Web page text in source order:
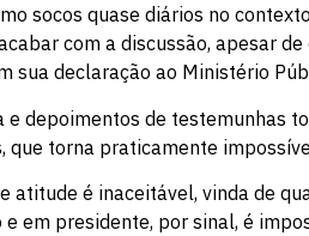
socos quase diários no
com a discussão, apesar
sua declaração ao Ministério
depoimentos de testemunhas
que torna praticamente
atitude é inaceitável, vinda de
em presidente, por sinal, é